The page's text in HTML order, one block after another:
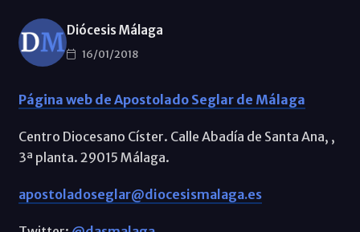
Diócesis Málaga
16/01/2018
Página web de Apostolado Seglar de Málaga
Centro Diocesano Císter. Calle Abadía de Santa Ana, ,
3ª planta. 29015 Málaga.
apostoladoseglar@diocesismalaga.es